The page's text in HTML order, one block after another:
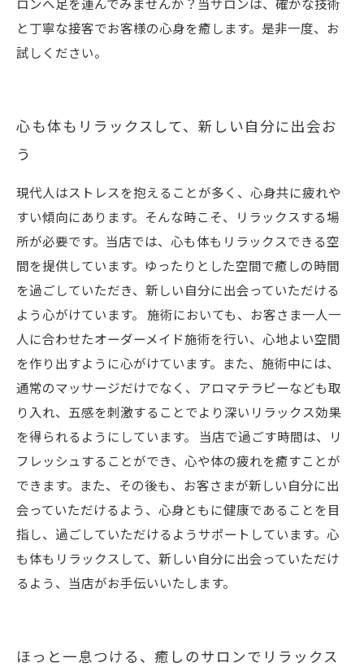
と丁寧な接客でお客様の心身を癒します。是非一度、お
試しください。
心も体もリラックスして、新しい自分に出会お
う
現代人はストレスを抱えることが多く、心身共に疲れや
すい傾向にあります。そんな時こそ、リラックスする場
所が必要です。当店では、心も体もリラックスできる空
間を提供しています。ゆったりとした空間で癒しの時間
を過ごしていただき、新しい自分に出会っていただける
よう心がけています。 施術においても、お客さま一人一
人に合わせたオーダーメイド施術を行い、心地よい空間
を作り出すように心がけています。また、施術中には、
通常のマッサージだけでなく、アロマテラピーなども取
り入れ、五感を刺激することでより深いリラックス効果
を得られるようにしています。 当店で過ごす時間は、リ
フレッシュすることができ、心や体の疲れを癒すことが
できます。また、その後も、お客さまが新しい自分に出
会っていただけるよう、心身ともに健康であることを目
指し、過ごしていただけるようサポートしています。心
も体もリラックスして、新しい自分に出会っていただけ
るよう、当店がお手伝いいたします。
ほっと一息つける、癒しのサロンでリラックス